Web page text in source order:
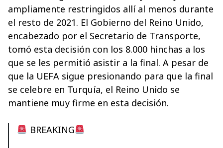
ampliamente restringidos allí al menos durante
el resto de 2021. El Gobierno del Reino Unido,
encabezado por el Secretario de Transporte,
tomó esta decisión con los 8.000 hinchas a los
que se les permitió asistir a la final. A pesar de
que la UEFA sigue presionando para que la final
se celebre en Turquía, el Reino Unido se
mantiene muy firme en esta decisión.
BREAKING